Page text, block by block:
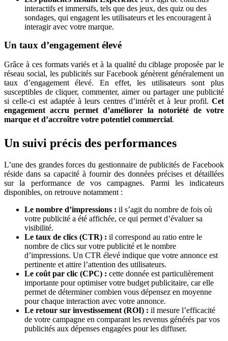
interactifs et immersifs, tels que des jeux, des quiz ou des
sondages, qui engagent les utilisateurs et les encouragent à
interagir avec votre marque.
Un taux d’engagement élevé
Grâce à ces formats variés et à la qualité du ciblage proposée par le
réseau social, les publicités sur Facebook génèrent généralement un
taux d’engagement élevé. En effet, les utilisateurs sont plus
susceptibles de cliquer, commenter, aimer ou partager une publicité
si celle-ci est adaptée à leurs centres d’intérêt et à leur profil. Cet
engagement accru permet d’améliorer la notoriété de votre
marque et d’accroître votre potentiel commercial.
Un suivi précis des performances
L’une des grandes forces du gestionnaire de publicités de Facebook
réside dans sa capacité à fournir des données précises et détaillées
sur la performance de vos campagnes. Parmi les indicateurs
disponibles, on retrouve notamment :
Le nombre d’impressions : il s’agit du nombre de fois où
votre publicité a été affichée, ce qui permet d’évaluer sa
visibilité.
Le taux de clics (CTR) : il correspond au ratio entre le
nombre de clics sur votre publicité et le nombre
d’impressions. Un CTR élevé indique que votre annonce est
pertinente et attire l’attention des utilisateurs.
Le coût par clic (CPC) : cette donnée est particulièrement
importante pour optimiser votre budget publicitaire, car elle
permet de déterminer combien vous dépensez en moyenne
pour chaque interaction avec votre annonce.
Le retour sur investissement (ROI) : il mesure l’efficacité
de votre campagne en comparant les revenus générés par vos
publicités aux dépenses engagées pour les diffuser.